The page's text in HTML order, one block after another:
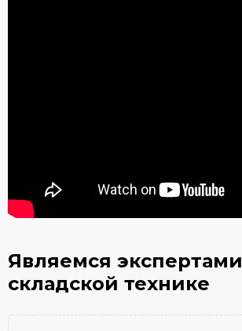
Являемся экспертами
складской технике